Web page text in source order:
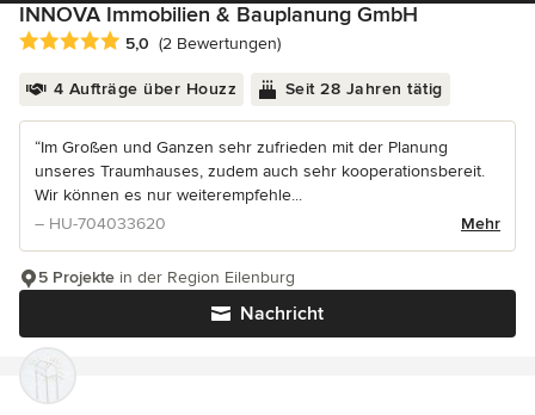
INNOVA Immobilien & Bauplanung GmbH
Durchschnittliche Bewertung: 5 von 5 Sternen
5,0 (2 Bewertungen)
4 Aufträge über Houzz Seit 28 Jahren tätig
“Im Großen und Ganzen sehr zufrieden mit der Planung
unseres Traumhauses, zudem auch sehr kooperationsbereit.
Wir können es nur weiterempfehle...
– HU-704033620
Mehr
Nachricht
5 Projekte in der Region Eilenburg